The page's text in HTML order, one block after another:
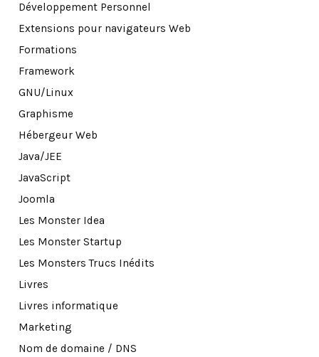
Développement Personnel
Extensions pour navigateurs Web
Formations
Framework
GNU/Linux
Graphisme
Hébergeur Web
Java/JEE
JavaScript
Joomla
Les Monster Idea
Les Monster Startup
Les Monsters Trucs Inédits
Livres
Livres informatique
Marketing
Nom de domaine / DNS